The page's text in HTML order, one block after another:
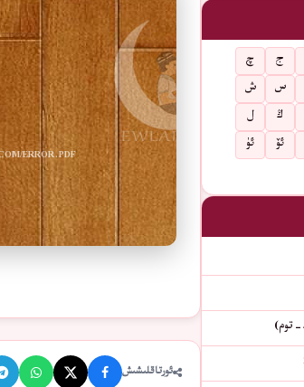
ERROR.PDF
ئورتاقلىشىش
ج
چ
س
ش
ڭ
ل
ئۆ
ئۈ